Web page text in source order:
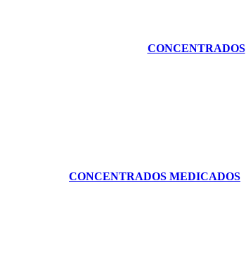
CONCENTRADOS
CONCENTRADOS MEDICADOS